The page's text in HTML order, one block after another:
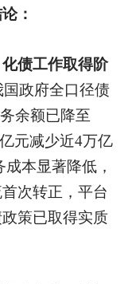
：
债工作取得阶
政府全口径债
余额已降至
元减少近4万亿
本显著降低，
次转正，平台
策已取得实质